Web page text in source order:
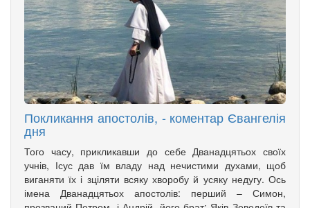
Покликання апостолів, - коментар Євангелія
дня
Того часу, прикликавши до себе Дванадцятьох своїх
учнів, Ісус дав їм владу над нечистими духами, щоб
вига­няти їх і зціляти всяку хворобу й усяку недугу. Ось
імена Дванадцятьох апо­столів: перший – Симон,